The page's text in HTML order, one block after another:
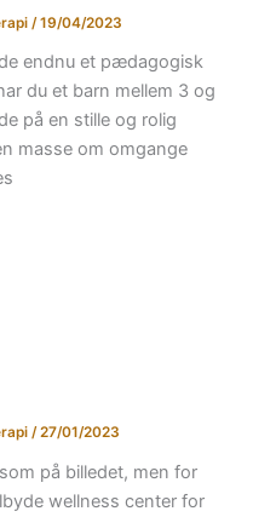
/19/04/2023
endnu et pædagogisk
du et barn mellem 3 og
på en stille og rolig
masse om omgange
/27/01/2023
på billedet, men for
wellness center for